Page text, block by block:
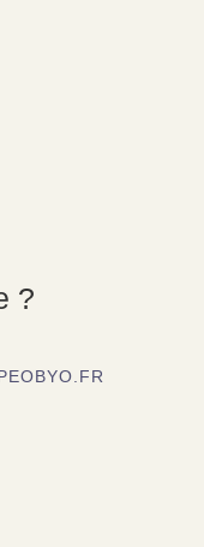
?